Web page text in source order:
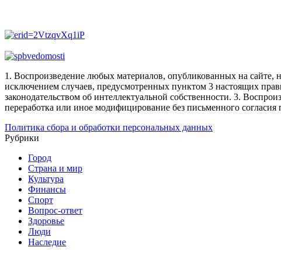
1. Воспроизведение любых материалов, опубликованных на сайте,
исключением случаев, предусмотренных пунктом 3 настоящих
законодательством об интеллектуальной собственности. 3.
переработка или иное модифицирование без письменного согласия
Политика сбора и обработки персональных данных
Рубрики
Город
Страна и мир
Культура
Финансы
Спорт
Вопрос-ответ
Здоровье
Люди
Наследие